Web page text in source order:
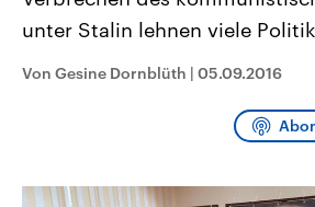
Bundesland von einer Koalition aus
Umfragen, Prognosen,
Wahlprogramme, aktuelle Berichte
und Kandidaten der anstehenden
unter Stalin lehnen viele
Von Gesine Dornblüth | 05.09.2016